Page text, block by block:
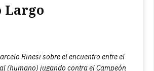
Largo
Rinesi sobre el encuentro entre el
(humano) jugando contra el Campeón